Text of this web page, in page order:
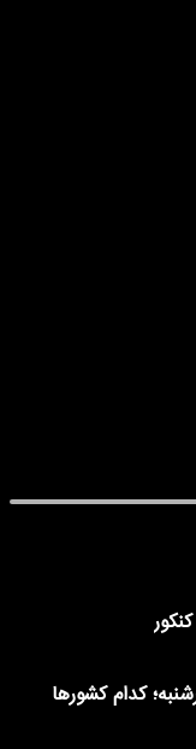
کدام کشورها